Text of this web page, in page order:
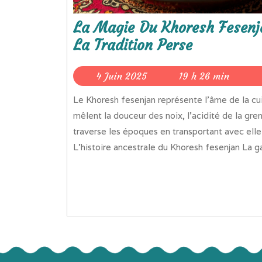
La Magie Du Khoresh
La Tradition Perse
4 Juin 20254
Juin
2025
19 h 26 min
Le Khoresh fesenjan représente l'âme de la cuisine iranienne, une symphonie de saveurs unique où se
mêlent la douceur des noix, l'acidité de la
traverse les époques en transportant avec
L'histoire ancestrale du Khoresh fesenjan La